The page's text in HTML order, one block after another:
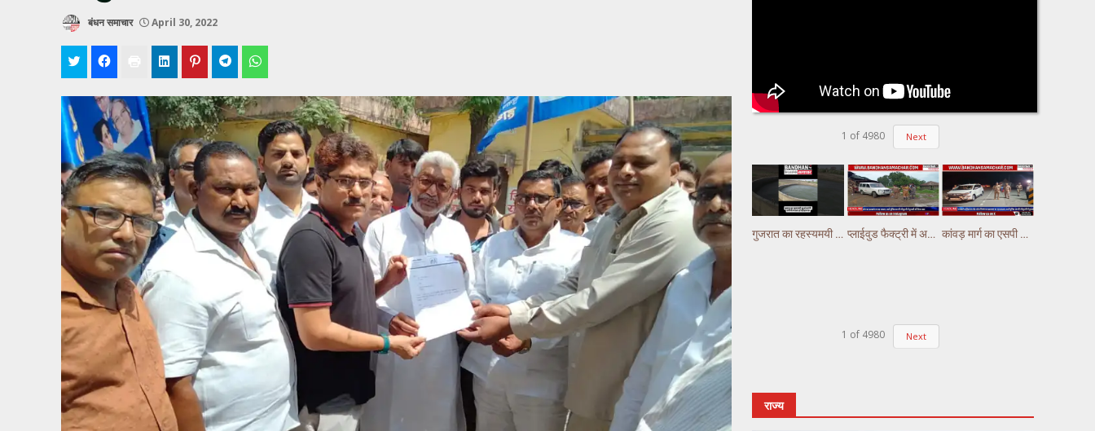
बंधन समाचार April 30, 2022
1 of 4980 Next
गुजरात का रहस्यमयी कुआं चर्चा में, पानी में लगातार हो रही हलचल #gujarat प्लाईवुड फैक्ट्री में अचानक लगी भीषण आग, लाखों का नुकसान कांवड़ मार्ग का एसपी अभिषेक झा ने किया निरीक्षण,पुलिस ड्यूटी पर तैनात अस्थाई चौकियो का किया निरीक्षण
1 of 4980 Next
राज्य